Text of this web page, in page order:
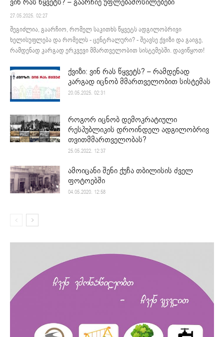
27.05.2025. 02:27
შეგიძლია, გაარჩიო, რომელ საკითხს წყვეტს ადგილობრივი
ხელისუფლება და რომელს - ცენტრალური? - შეავსე ქვიზი და გაიგე,
რამდენად კარგად ერკვევი მმართველობით სისტემებში. დავიწყოთ!
ქვიზი: ვინ რას წყვეტს? – რამდენად
კარგად იცნობ მმართველობით სისტემას
20.05.2025. 02:31
როგორ იცნობ დემოკრატიული
რესპუბლიკის დროინდელ ადგილობრივ
თვითმმართველობას?
25.05.2022. 12:37
ამოიცანი შენი ქუჩა თბილისის ძველ
ფოტოებში
04.05.2020. 12:58